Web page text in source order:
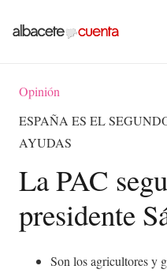
Opinión
ESPAÑA ES EL
AYUDAS
La PAC
presidente
Son los agricultores y